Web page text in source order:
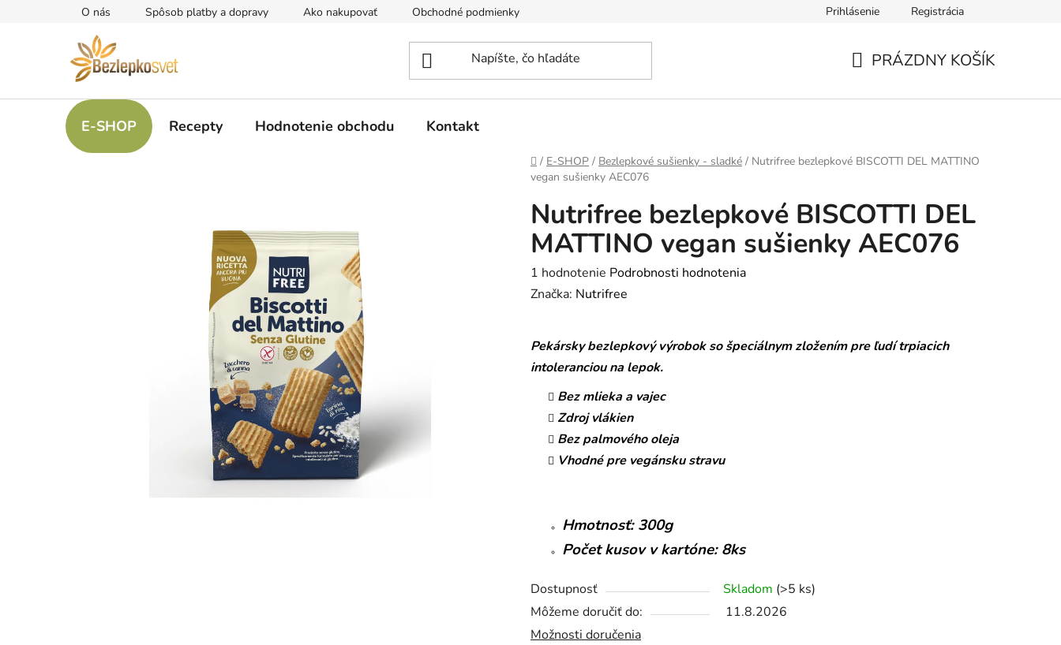
O nás Spôsob platby a dopravy Ako nakupovať Obchodné podmienky Formulár na odstúpenie od zmluvy
Prihlásenie Registrácia
PRÁZDNY KOŠÍK
E-SHOP Recepty Hodnotenie obchodu Kontakt
Domov
/ E-SHOP / Bezlepkové sušienky - sladké / Nutrifree bezlepkové BISCOTTI DEL MATTINO
vegan sušienky AEC076
Nutrifree bezlepkové BISCOTTI DEL
MATTINO vegan sušienky AEC076
Priemerné
hodnotenie
hviezdičiek.
1 hodnotenie Podrobnosti hodnotenia
Značka: Nutrifree
Pekársky bezlepkový výrobok so špeciálnym zložením pre ľudí trpiacich
intoleranciou na lepok.
Bez mlieka a vajec
Zdroj vlákien
Bez palmového oleja
Vhodné pre vegánsku stravu
Hmotnosť: 300g
Počet kusov v kartóne: 8ks
Dostupnosť Skladom (>5 ks)
Môžeme doručiť do:
11.8.2026
Možnosti doručenia